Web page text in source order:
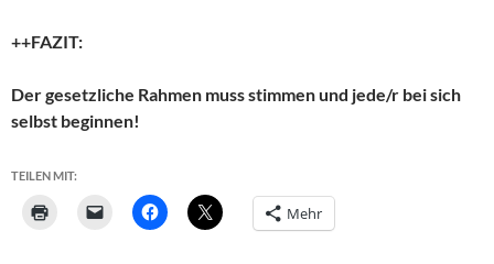
++FAZIT:
Der gesetzliche Rahmen muss stimmen und jede/r bei sich
selbst beginnen!
TEILEN MIT:
Mehr